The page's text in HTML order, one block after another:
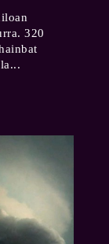
320